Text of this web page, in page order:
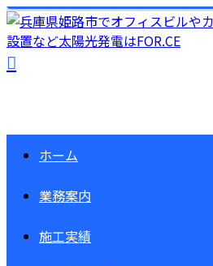
ホーム
業務案内
施工実績